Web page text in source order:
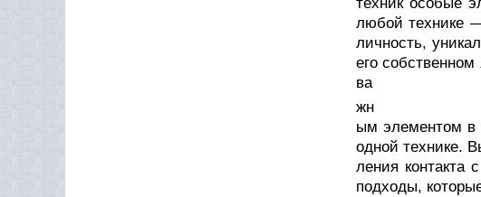
любой технике
личность,
его
ва
жн
ым элементом в
одной технике.
ления контакта
подходы,